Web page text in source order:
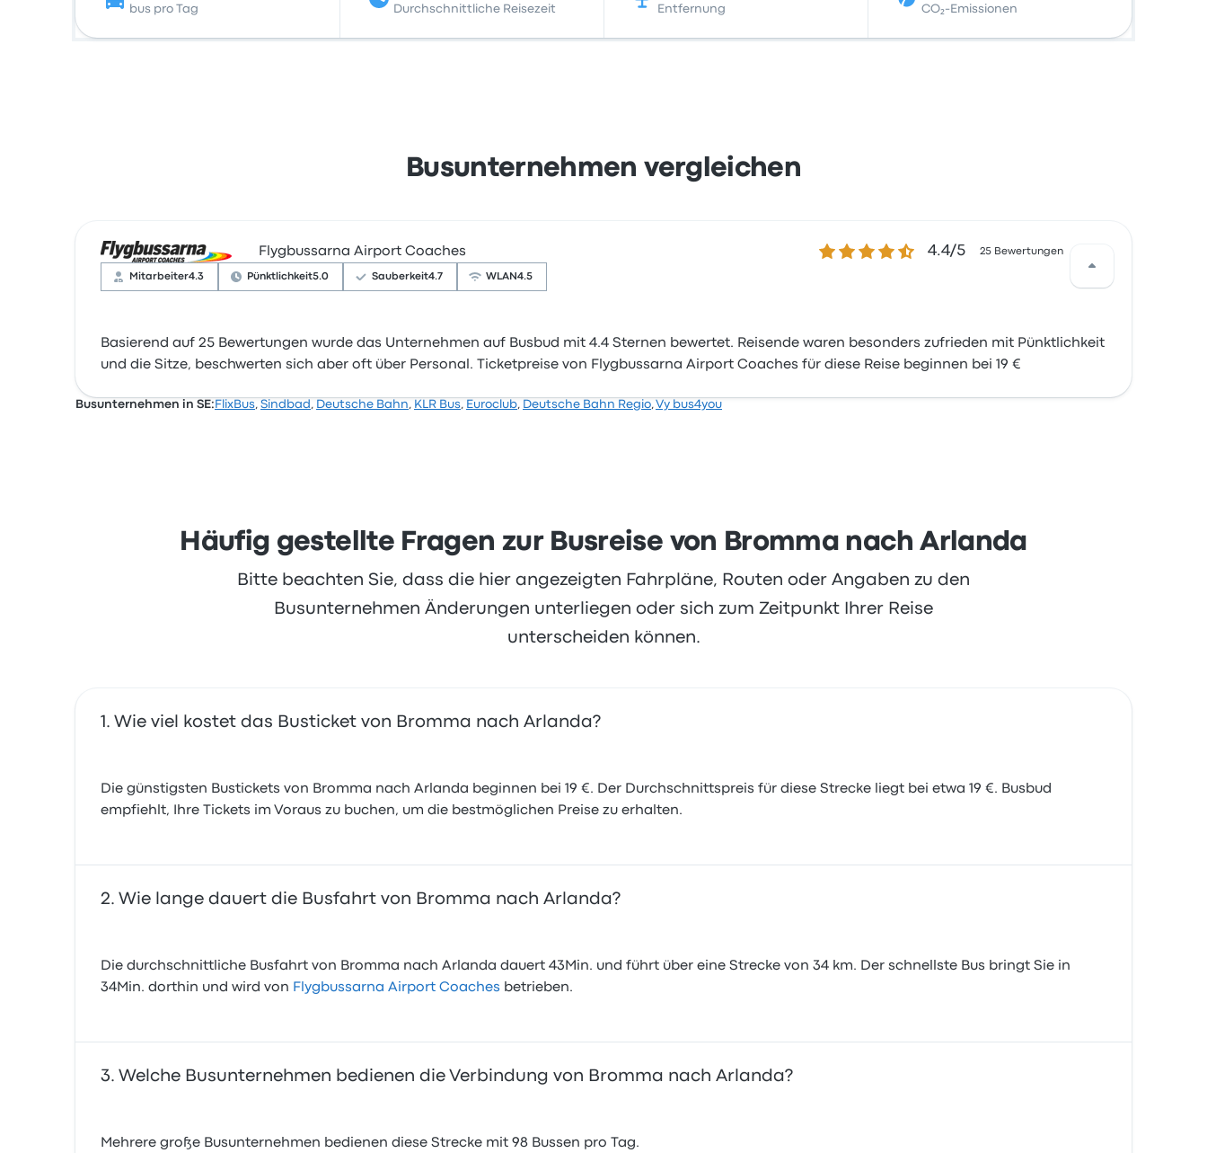
bus pro Tag Durchschnittliche Reisezeit Entfernung CO₂-Emissionen
Busunternehmen vergleichen
Flygbussarna Airport Coaches 4.4 von 5 Sternen4.4/5 25 Bewertungen
Mitarbeiter4.3 Pünktlichkeit5.0 Sauberkeit4.7 WLAN 4.5
Basierend auf 25 Bewertungen wurde das Unternehmen auf Busbud mit 4.4 Sternen bewertet. Reisende waren besonders zufrieden mit Pünktlichkeit
und die Sitze, beschwerten sich aber oft über Personal. Ticketpreise von Flygbussarna Airport Coaches für diese Reise beginnen bei 19 €
Busunternehmen in SE: FlixBus, Sindbad , Deutsche Bahn, KLR Bus, Euroclub, Deutsche Bahn Regio,Vy bus4you
Häufig gestellte Fragen zur Busreise von Bromma nach Arlanda
Bitte beachten Sie, dass die hier angezeigten Fahrpläne, Routen oder Angaben zu den
Busunternehmen Änderungen unterliegen oder sich zum Zeitpunkt Ihrer Reise
unterscheiden können.
Wie viel kostet das Busticket von Bromma nach Arlanda?
Die günstigsten Bustickets von Bromma nach Arlanda beginnen bei 19 €. Der Durchschnittspreis für diese Strecke liegt bei etwa 19 €. Busbud
empfiehlt, Ihre Tickets im Voraus zu buchen, um die bestmöglichen Preise zu erhalten.
Wie lange dauert die Busfahrt von Bromma nach Arlanda?
Die durchschnittliche Busfahrt von Bromma nach Arlanda dauert 43Min. und führt über eine Strecke von 34 km. Der schnellste Bus bringt Sie in
34Min. dorthin und wird von Flygbussarna Airport Coaches betrieben.
Welche Busunternehmen bedienen die Verbindung von Bromma nach Arlanda?
Mehrere große Busunternehmen bedienen diese Strecke mit 98 Bussen pro Tag.